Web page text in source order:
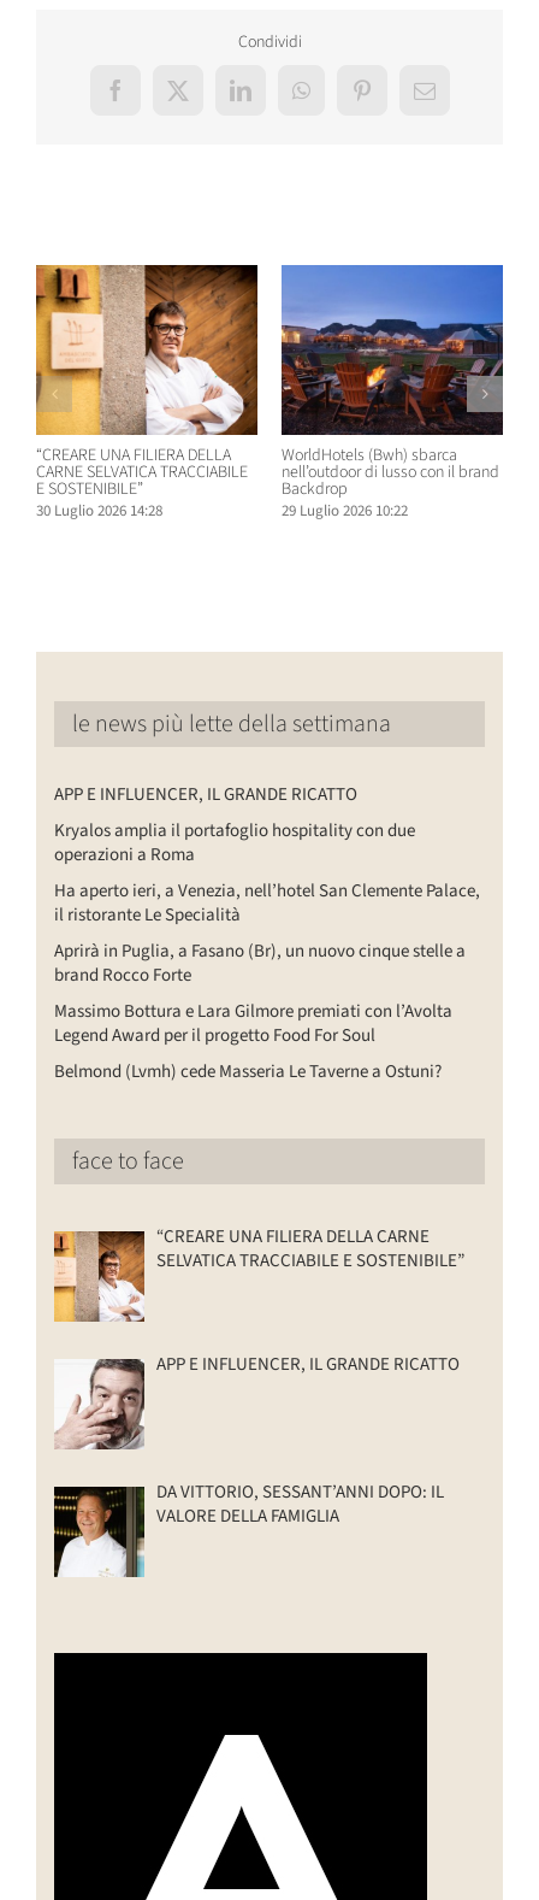
Condividi
Facebook
X LinkedInWhatsAppPinterestEmail
“CREARE UNA FILIERA DELLA
CARNE SELVATICA TRACCIABILE
E SOSTENIBILE”
30 Luglio 2026 14:28
WorldHotels (Bwh) sbarca
nell’outdoor di lusso con il brand
Backdrop
29 Luglio 2026 10:22
le news più lette della settimana
APP E INFLUENCER, IL GRANDE RICATTO
Kryalos amplia il portafoglio hospitality con due
operazioni a Roma
Ha aperto ieri, a Venezia, nell’hotel San Clemente Palace,
il ristorante Le Specialità
Aprirà in Puglia, a Fasano (Br), un nuovo cinque stelle a
brand Rocco Forte
Massimo Bottura e Lara Gilmore premiati con l’Avolta
Legend Award per il progetto Food For Soul
Belmond (Lvmh) cede Masseria Le Taverne a Ostuni?
face to face
“CREARE UNA FILIERA DELLA CARNE
SELVATICA TRACCIABILE E SOSTENIBILE”
APP E INFLUENCER, IL GRANDE RICATTO
DA VITTORIO, SESSANT’ANNI DOPO: IL
VALORE DELLA FAMIGLIA